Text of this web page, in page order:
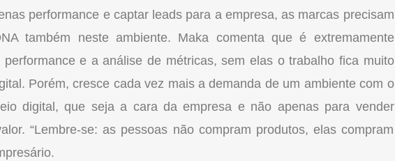
performance e captar leads para a empresa, as marcas precisam
também neste ambiente. Maka comenta que é extremamente
e a análise de métricas, sem elas o trabalho fica muito
Porém, cresce cada vez mais a demanda de um ambiente com o
digital, que seja a cara da empresa e não apenas para vender
“Lembre-se: as pessoas não compram produtos, elas compram